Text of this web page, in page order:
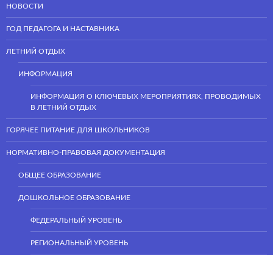
НОВОСТИ
ГОД ПЕДАГОГА И НАСТАВНИКА
ЛЕТНИЙ ОТДЫХ
ИНФОРМАЦИЯ
ИНФОРМАЦИЯ О КЛЮЧЕВЫХ МЕРОПРИЯТИЯХ, ПРОВОДИМЫХ
В ЛЕТНИЙ ОТДЫХ
ГОРЯЧЕЕ ПИТАНИЕ ДЛЯ ШКОЛЬНИКОВ
НОРМАТИВНО-ПРАВОВАЯ ДОКУМЕНТАЦИЯ
ОБЩЕЕ ОБРАЗОВАНИЕ
ДОШКОЛЬНОЕ ОБРАЗОВАНИЕ
ФЕДЕРАЛЬНЫЙ УРОВЕНЬ
РЕГИОНАЛЬНЫЙ УРОВЕНЬ